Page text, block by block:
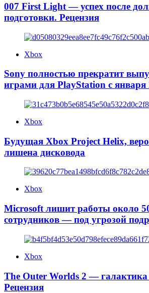
007 First Light — успех после
подготовки. Рецензия
Xbox
Sony полностью прекратит
играми для PlayStation с января
Xbox
Будущая Xbox Project Helix,
лишена дисковода
Xbox
Microsoft лишит работы около
сотрудников — под угрозой
Xbox
The Outer Worlds 2 — галактика
Рецензия